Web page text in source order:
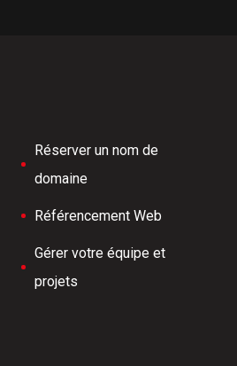
Réserver un nom de
domaine
Référencement Web
Gérer votre équipe et
projets